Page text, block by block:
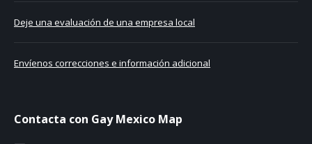
Deje una evaluación de una empresa local
Envíenos correcciones e información adicional
Contacta con Gay Mexico Map